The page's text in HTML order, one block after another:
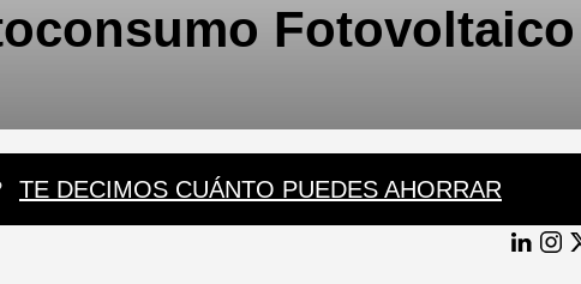
Fotovoltaico
TE DECIMOS CUÁNTO PUEDES AHORRAR